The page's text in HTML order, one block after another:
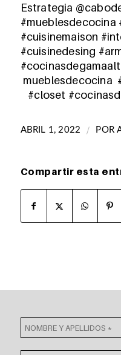
Estrategia
#mueblesdecocina
#cuisinemaison
#cuisinedesing
mueblesdecocina
#closet
ABRIL 1, 2022 / POR
Compartir esta